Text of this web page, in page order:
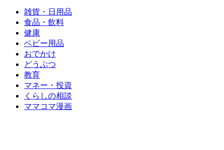
雑貨・日用品
食品・飲料
健康
ベビー用品
おでかけ
どうぶつ
教育
マネー・投資
くらしの相談
ママコマ漫画